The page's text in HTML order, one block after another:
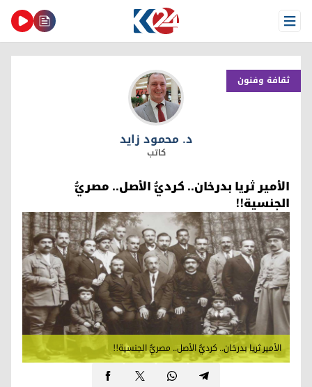
Open Menu
ثقافة وفنون
د. محمود زايد
د. محمود زايد
كاتب
الأمير ثريا بدرخان.. كرديُّ الأصل.. مصريُّ
الجنسية!!
الأمير ثريا بدرخان.. كرديُّ الأصل.. مصريُّ الجنسية!!